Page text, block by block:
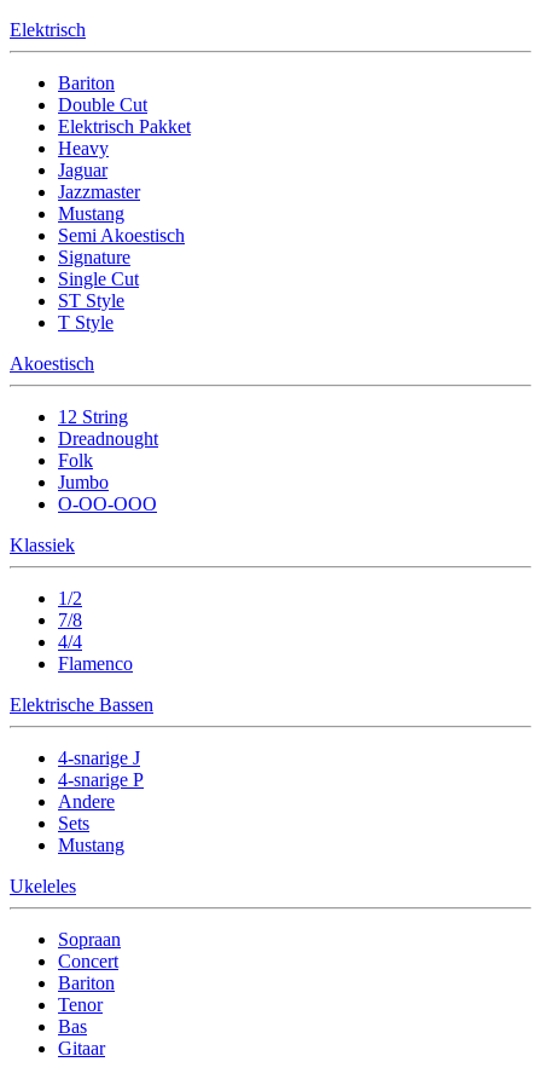
Elektrisch
Bariton
Double Cut
Elektrisch Pakket
Heavy
Jaguar
Jazzmaster
Mustang
Semi Akoestisch
Signature
Single Cut
ST Style
T Style
Akoestisch
12 String
Dreadnought
Folk
Jumbo
O-OO-OOO
Klassiek
1/2
7/8
4/4
Flamenco
Elektrische Bassen
4-snarige J
4-snarige P
Andere
Sets
Mustang
Ukeleles
Sopraan
Concert
Bariton
Tenor
Bas
Gitaar